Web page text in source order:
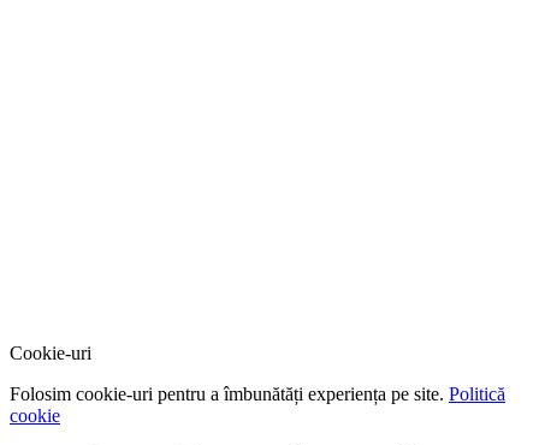
Cookie-uri
Folosim cookie-uri pentru a îmbunătăți experiența pe site. Politică
cookie